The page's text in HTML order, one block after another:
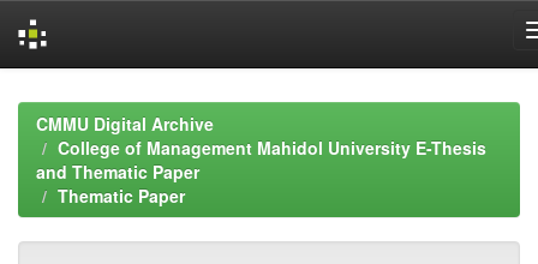
navigationCMMU Digital Archive
College of Management Mahidol University E-Thesis
and Thematic Paper
Thematic Paper